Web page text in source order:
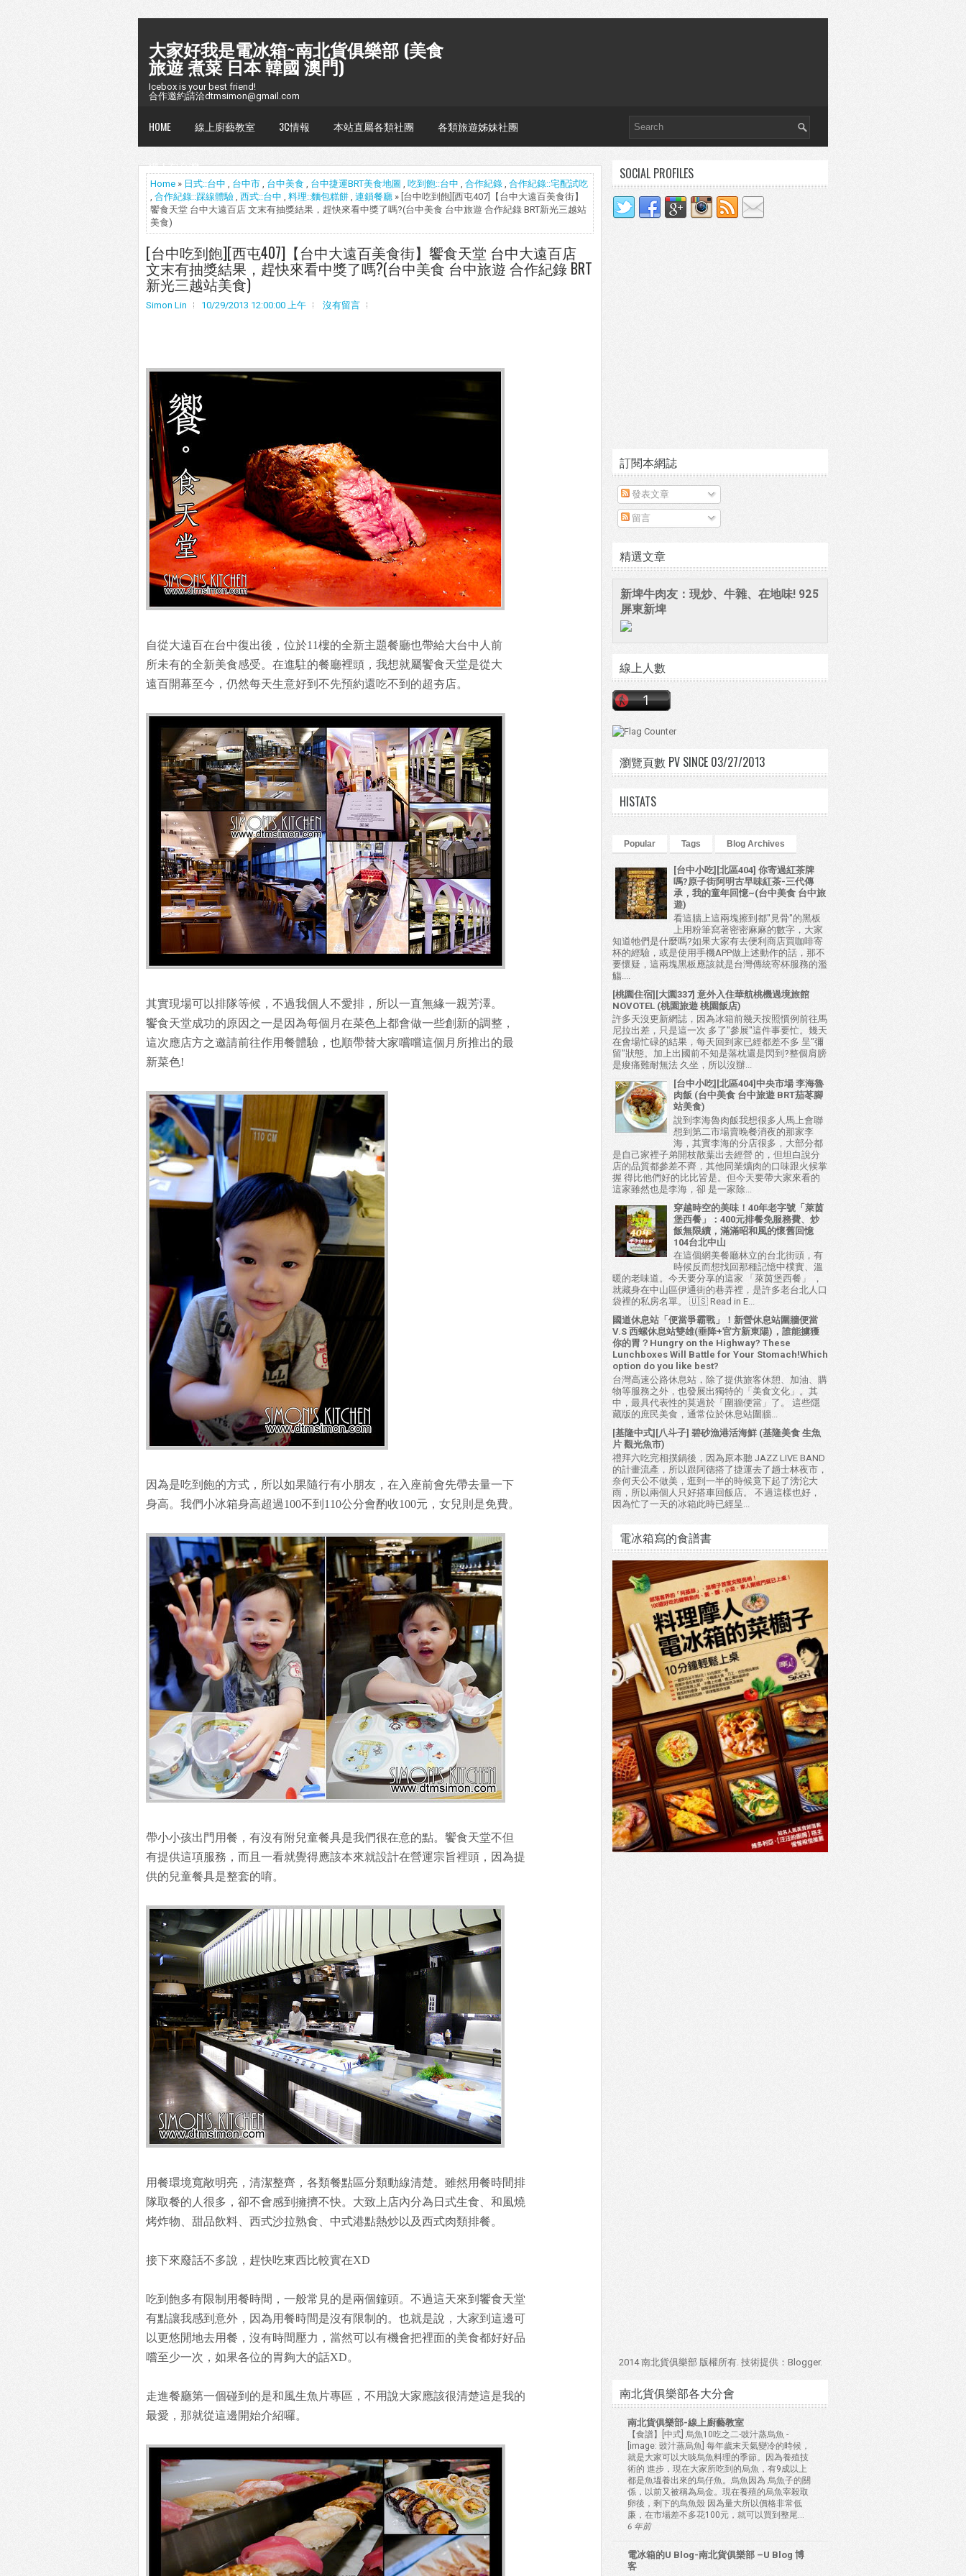
大家好我是電冰箱~南北貨俱樂部 (美食
旅遊 煮菜 日本 韓國 澳門)
Icebox is your best friend!
合作邀約請洽dtmsimon@gmail.com
HOME 線上廚藝教室 3C情報 本站直屬各類社團 各類旅遊姊妹社團
懶人包台灣
Home » 日式::台中 , 台中市 , 台中美食 , 台中捷運BRT美食地圖 , 吃到飽::台中 , 合作紀錄 , 合作紀錄::宅配試吃
, 合作紀錄::踩線體驗 , 西式::台中 , 料理::麵包糕餅 , 連鎖餐廳 » [台中吃到飽][西屯407]【台中大遠百美食街】
饗食天堂 台中大遠百店 文末有抽獎結果，趕快來看中獎了嗎?(台中美食 台中旅遊 合作紀錄 BRT新光三越站
美食)
[台中吃到飽][西屯407]【台中大遠百美食街】饗食天堂 台中大遠百店
文末有抽獎結果，趕快來看中獎了嗎?(台中美食 台中旅遊 合作紀錄 BRT
新光三越站美食)
Simon Lin 10/29/2013 12:00:00 上午 沒有留言
自從大遠百在台中復出後，位於11樓的全新主題餐廳也帶給大台中人前
所未有的全新美食感受。在進駐的餐廳裡頭，我想就屬饗食天堂是從大
遠百開幕至今，仍然每天生意好到不先預約還吃不到的超夯店。
其實現場可以排隊等候，不過我個人不愛排，所以一直無緣一親芳澤。
饗食天堂成功的原因之一是因為每個月在菜色上都會做一些創新的調整，
這次應店方之邀請前往作用餐體驗，也順帶替大家嚐嚐這個月所推出的最
新菜色!
因為是吃到飽的方式，所以如果隨行有小朋友，在入座前會先帶去量一下
身高。我們小冰箱身高超過100不到110公分會酌收100元，女兒則是免費。
帶小小孩出門用餐，有沒有附兒童餐具是我們很在意的點。饗食天堂不但
有提供這項服務，而且一看就覺得應該本來就設計在營運宗旨裡頭，因為提
供的兒童餐具是整套的唷。
用餐環境寬敞明亮，清潔整齊，各類餐點區分類動線清楚。雖然用餐時間排
隊取餐的人很多，卻不會感到擁擠不快。大致上店內分為日式生食、和風燒
烤炸物、甜品飲料、西式沙拉熟食、中式港點熱炒以及西式肉類排餐。
接下來廢話不多說，趕快吃東西比較實在XD
吃到飽多有限制用餐時間，一般常見的是兩個鐘頭。不過這天來到饗食天堂
有點讓我感到意外，因為用餐時間是沒有限制的。也就是說，大家到這邊可
以更悠閒地去用餐，沒有時間壓力，當然可以有機會把裡面的美食都好好品
嚐至少一次，如果各位的胃夠大的話XD。
走進餐廳第一個碰到的是和風生魚片專區，不用說大家應該很清楚這是我的
最愛，那就從這邊開始介紹囉。
SOCIAL PROFILES
訂閱本網誌
發表文章
留言
精選文章
新埤牛肉友：現炒、牛雜、在地味! 925
屏東新埤
線上人數
瀏覽頁數 PV SINCE 03/27/2013
HISTATS
Popular Tags Blog Archives
[台中小吃][北區404] 你寄過紅茶牌
嗎?原子街阿明古早味紅茶-三代傳
承，我的童年回憶~(台中美食 台中旅
遊)
看這牆上這兩塊擦到都"見骨"的黑板
上用粉筆寫著密密麻麻的數字，大家
知道牠們是什麼嗎?如果大家有去便利商店買咖啡寄
杯的經驗，或是使用手機APP做上述動作的話，那不
要懷疑，這兩塊黑板應該就是台灣傳統寄杯服務的濫
觴....
[桃園住宿][大園337] 意外入住華航桃機過境旅館
NOVOTEL (桃園旅遊 桃園飯店)
許多天沒更新網誌，因為冰箱前幾天按照慣例前往馬
尼拉出差，只是這一次 多了"參展"這件事要忙。幾天
在會場忙碌的結果，每天回到家已經都差不多 呈"彌
留"狀態。加上出國前不知是落枕還是閃到?整個肩膀
是痠痛難耐無法 久坐，所以沒辦...
[台中小吃][北區404]中央市場 李海魯
肉飯 (台中美食 台中旅遊 BRT茄苳腳
站美食)
說到李海魯肉飯我想很多人馬上會聯
想到第二市場賣晚餐消夜的那家李
海，其實李海的分店很多，大部分都
是自己家裡子弟開枝散葉出去經營 的，但坦白說分
店的品質都參差不齊，其他同業爌肉的口味跟火候掌
握 得比他們好的比比皆是。但今天要帶大家來看的
這家雖然也是李海，卻 是一家除...
穿越時空的美味！40年老字號「萊茵
堡西餐」：400元排餐免服務費、炒
飯無限續，滿滿昭和風的懷舊回憶
104台北中山
在這個網美餐廳林立的台北街頭，有
時候反而想找回那種記憶中樸實、溫
暖的老味道。今天要分享的這家 「萊茵堡西餐」 ，
就藏身在中山區伊通街的巷弄裡，是許多老台北人口
袋裡的私房名單。 🇺🇸 Read in E...
國道休息站「便當爭霸戰」！新營休息站圍牆便當
V.S 西螺休息站雙雄(垂降+官方新東陽)，誰能擄獲
你的胃？Hungry on the Highway? These
Lunchboxes Will Battle for Your Stomach!Which
option do you like best?
台灣高速公路休息站，除了提供旅客休憩、加油、購
物等服務之外，也發展出獨特的「美食文化」。其
中，最具代表性的莫過於「圍牆便當」了。 這些隱
藏版的庶民美食，通常位於休息站圍牆...
[基隆中式][八斗子] 碧砂漁港活海鮮 (基隆美食 生魚
片 觀光魚市)
禮拜六吃完相撲鍋後，因為原本聽 JAZZ LIVE BAND
的計畫流產，所以跟阿德搭了捷運去了趟士林夜市，
奈何天公不做美，逛到一半的時候竟下起了滂沱大
雨，所以兩個人只好搭車回飯店。 不過這樣也好，
因為忙了一天的冰箱此時已經呈...
電冰箱寫的食譜書
2014 南北貨俱樂部 版權所有. 技術提供： Blogger.
南北貨俱樂部各大分會
南北貨俱樂部-線上廚藝教室
【食譜】[中式] 烏魚10吃之二-豉汁蒸烏魚 -
[image: 豉汁蒸烏魚] 每年歲末天氣變冷的時候，
就是大家可以大啖烏魚料理的季節。因為養殖技
術的 進步，現在大家所吃到的烏魚，有9成以上
都是魚塭養出來的烏仔魚。烏魚因為 烏魚子的關
係，以前又被稱為烏金。現在養殖的烏魚宰殺取
卵後，剩下的烏魚殼 因為量大所以價格非常低
廉，在市場差不多花100元，就可以買到整尾...
6 年前
電冰箱的U Blog-南北貨俱樂部 –U Blog 博
客